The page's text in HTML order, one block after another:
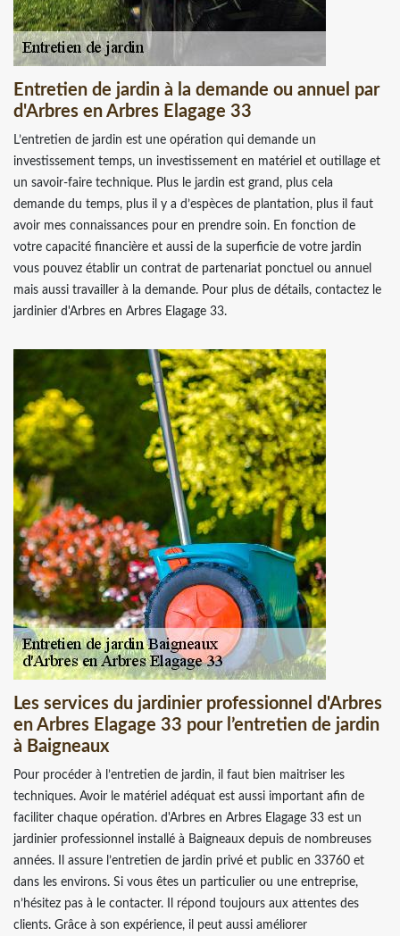
Entretien de jardin à la demande ou annuel par
d'Arbres en Arbres Elagage 33
L’entretien de jardin est une opération qui demande un
investissement temps, un investissement en matériel et outillage et
un savoir-faire technique. Plus le jardin est grand, plus cela
demande du temps, plus il y a d’espèces de plantation, plus il faut
avoir mes connaissances pour en prendre soin. En fonction de
votre capacité financière et aussi de la superficie de votre jardin
vous pouvez établir un contrat de partenariat ponctuel ou annuel
mais aussi travailler à la demande. Pour plus de détails, contactez le
jardinier d'Arbres en Arbres Elagage 33.
Les services du jardinier professionnel d'Arbres
en Arbres Elagage 33 pour l’entretien de jardin
à Baigneaux
Pour procéder à l’entretien de jardin, il faut bien maitriser les
techniques. Avoir le matériel adéquat est aussi important afin de
faciliter chaque opération. d'Arbres en Arbres Elagage 33 est un
jardinier professionnel installé à Baigneaux depuis de nombreuses
années. Il assure l’entretien de jardin privé et public en 33760 et
dans les environs. Si vous êtes un particulier ou une entreprise,
n’hésitez pas à le contacter. Il répond toujours aux attentes des
clients. Grâce à son expérience, il peut aussi améliorer